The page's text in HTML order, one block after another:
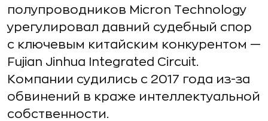
полупроводников Micron Technology
урегулировал давний судебный спор
с ключевым китайским конкурентом —
Fujian Jinhua Integrated Circuit.
Компании судились с 2017 года из-за
обвинений в краже интеллектуальной
собственности.